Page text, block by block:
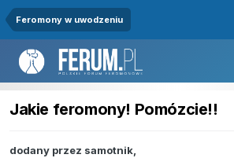
Feromony w uwodzeniu
Jakie feromony! Pomózcie!!
dodany przez samotnik,